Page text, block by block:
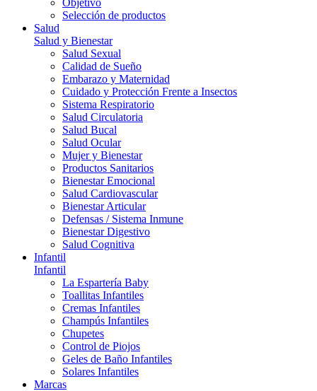
Selección de productos
Salud
Salud y Bienestar
Salud Sexual
Calidad de Sueño
Embarazo y Maternidad
Cuidado y Protección Frente a Insectos
Sistema Respiratorio
Salud Circulatoria
Salud Bucal
Salud Ocular
Mujer y Bienestar
Productos Sanitarios
Bienestar Emocional
Salud Cardiovascular
Bienestar Articular
Defensas / Sistema Inmune
Bienestar Digestivo
Salud Cognitiva
Infantil
Infantil
La Espartería Baby
Toallitas Infantiles
Cremas Infantiles
Champús Infantiles
Chupetes
Control de Piojos
Geles de Baño Infantiles
Solares Infantiles
Marcas